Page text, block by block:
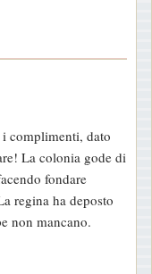
complimenti, dato
La colonia gode di
fondare
regina ha deposto
non mancano.